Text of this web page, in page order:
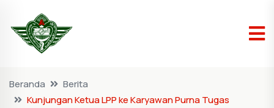
Beranda
Berita
Kunjungan Ketua LPP ke Karyawan Purna Tugas